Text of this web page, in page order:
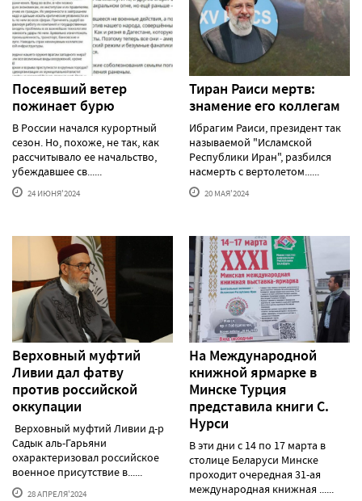
Посеявший ветер
пожинает бурю
В России начался курортный
сезон. Но, похоже, не так, как
рассчитывало ее начальство,
убеждавшее св......
24 ИЮНЯ'2024
Тиран Раиси мертв:
знамение его коллегам
Ибрагим Раиси, президент так
называемой "Исламской
Республики Иран", разбился
насмерть с вертолетом......
20 МАЯ'2024
Верховный муфтий
Ливии дал фатву
против российской
оккупации
Верховный муфтий Ливии д-р
Садык аль-Гарьяни
охарактеризовал российское
военное присутствие в......
28 АПРЕЛЯ'2024
На Международной
книжной ярмарке в
Минске Турция
представила книги С.
Нурси
В эти дни с 14 по 17 марта в
столице Беларуси Минске
проходит очередная 31-ая
международная книжная ......